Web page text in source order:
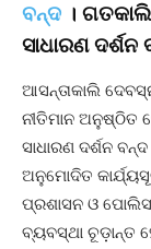
ବନ୍ଦ ।
ସାଧାରଣ
ଆସନ୍ତାକାଲି
ନୀତିମାନ ଅନୁଷ୍ଠିତ
ସାଧାରଣ ଦର୍ଶନ
ଅନୁମୋଦିତ
ପ୍ରଶାସନ ଓ
ବ୍ୟବସ୍ଥା ଚୂଡ଼ାନ୍ତ